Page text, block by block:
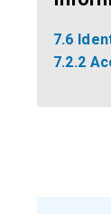
7.6
7.2.2